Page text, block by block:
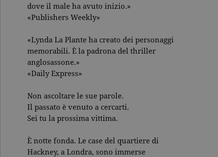
dove il male ha avuto inizio.»
«Publishers Weekly»
«Lynda La Plante ha creato dei personaggi
memorabili. È la padrona del thriller
anglosassone.»
«Daily Express»
Non ascoltare le sue parole.
Il passato è venuto a cercarti.
Sei tu la prossima vittima.
È notte fonda. Le case del quartiere di
Hackney, a Londra, sono immerse